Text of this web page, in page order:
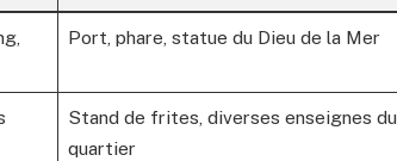
Port, phare, statue du Dieu de la Mer
Stand de frites, diverses enseignes du
quartier